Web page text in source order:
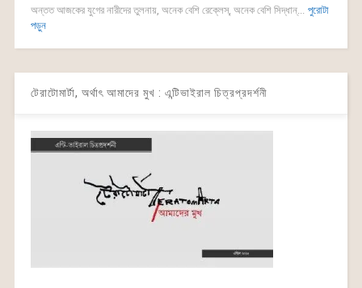
অন্তত আজকের যুগের নারীদের তুলনায়, অনেক বেশি রেক্লেস্, অনেক বেশি সিদ্ধান্... পুরোটা
পড়ুন
টেরাটোমার্টা, অর্থাৎ আমাদের মুখ : এন্টিভাইরাল চিত্রপ্রদর্শনী